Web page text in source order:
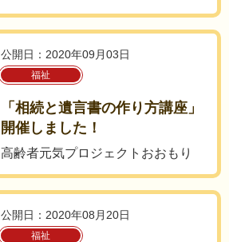
公開日：2020年09月03日
福祉
「相続と遺言書の作り方講座」
開催しました！
高齢者元気プロジェクトおおもり
公開日：2020年08月20日
福祉